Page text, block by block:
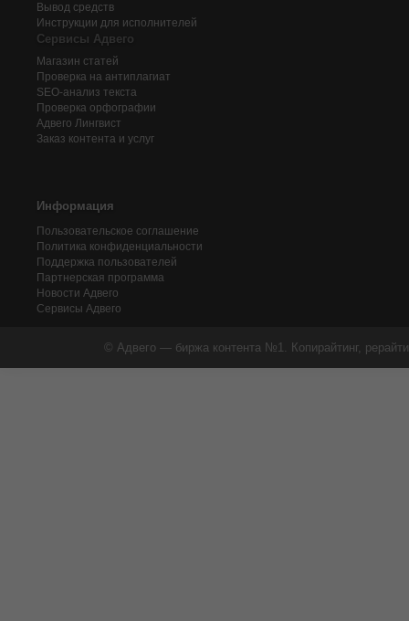
Вывод средств
Инструкции для исполнителей
Сервисы Адвего
Магазин статей
Проверка на антиплагиат
SEO-анализ текста
Проверка орфографии
Адвего Лингвист
Заказ контента и услуг
Информация
Пользовательское соглашение
Политика конфиденциальности
Поддержка пользователей
Партнерская программа
Новости Адвего
Сервисы Адвего
© Адвего — биржа контента №1. Копирайтинг,